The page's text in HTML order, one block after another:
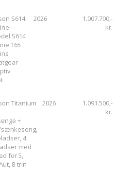
S614
S614
165
2026
1.007.700,-
kr.
Titanium
+
4
med
for 5,
8-trin
2026
1.091.500,-
kr.